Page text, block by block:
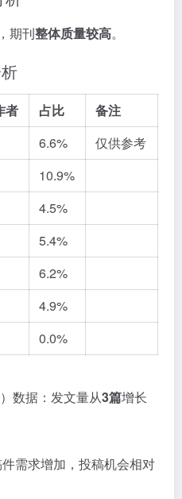
，期刊整体质量较高。
者 占比
备注
6.6%
仅供参考
10.9%
4.5%
5.4%
6.2%
4.9%
0.0%
数据：发文量从3篇增长
件需求增加，投稿机会相对